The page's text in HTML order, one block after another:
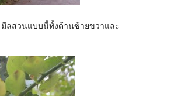
ลสวนแบบนี้ทั้งด้านซ้ายขวาและ